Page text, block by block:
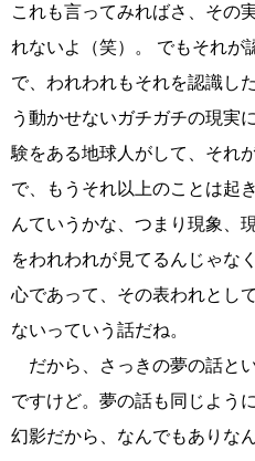
これも言ってみればさ、その
れないよ（笑）。 でもそれが
で、われわれもそれを認識し
う動かせないガチガチの現実
験をある地球人がして、それ
で、もうそれ以上のことは起
んていうかな、つまり現象、
をわれわれが見てるんじゃな
心であって、その表われとし
ないっていう話だね。
だから、さっきの夢の話と
ですけど。夢の話も同じよう
幻影だから、なんでもありな